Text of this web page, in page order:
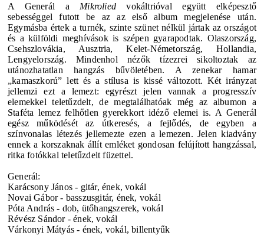
A Generál a Mikrolied vokáltrióval együtt elképesztő
sebességgel futott be az az első album megjelenése után.
Egymásba értek a turnék, szinte szünet nélkül jártak az országot
és a külföldi meghívások is szépen gyarapodtak. Olaszország,
Csehszlovákia, Ausztria, Kelet-Németország, Hollandia,
Lengyelország. Mindenhol nézők tízezrei sikoltoztak az
utánozhatatlan hangzás bűvöletében. A zenekar hamar
„kamaszkorú” lett és a stílusa is kissé változott. Két irányzat
jellemzi ezt a lemezt: egyrészt jelen vannak a progresszív
elemekkel teletűzdelt, de megtalálhatóak még az albumon a
Staféta lemez felhőtlen gyerekkort idéző elemei is. A Generál
egész működését az útkeresés, a fejlődés, de egyben a
színvonalas létezés jellemezte ezen a lemezen. Jelen kiadvány
ennek a korszaknak állít emléket gondosan felújított hangzással,
ritka fotókkal teletűzdelt füzettel.
Generál:
Karácsony János - gitár, ének, vokál
Novai Gábor - basszusgitár, ének, vokál
Póta András - dob, ütőhangszerek, vokál
Révész Sándor - ének, vokál
Várkonyi Mátyás - ének, vokál, billentyűk